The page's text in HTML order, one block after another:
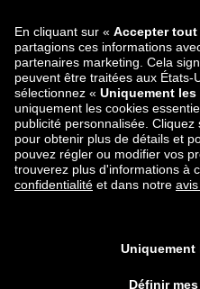
zalando-lounge.lu
zalando-lounge.lv
Retrouvez-nous
aussi sur
prix de vente conseillé